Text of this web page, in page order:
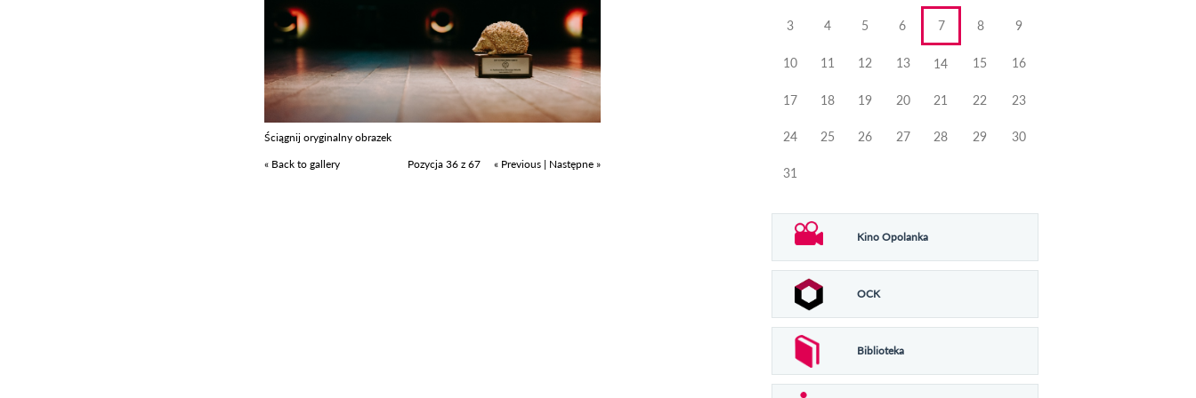
Ściągnij oryginalny obrazek
« Back to gallery
Pozycja 36 z 67 « Previous | Następne »
3 4 5 6 7 8 9
10 11 12 13 14 15 16
17 18 19 20 21 22 23
24 25 26 27 28 29 30
31
Kino Opolanka
OCK
Biblioteka